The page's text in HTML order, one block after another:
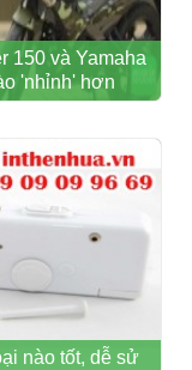
150 và Yamaha
'nhỉnh' hơn
nào tốt, dễ sử